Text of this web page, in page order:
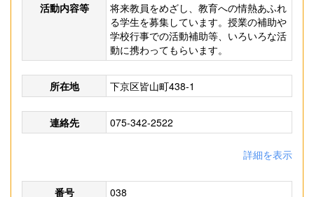
活動内容等
将来教員をめざし、教育への情熱あふれ
る学生を募集しています。授業の補助や
学校行事での活動補助等、いろいろな活
動に携わってもらいます。
所在地 下京区皆山町438-1
連絡先 075-342-2522
詳細を表示
番号
038